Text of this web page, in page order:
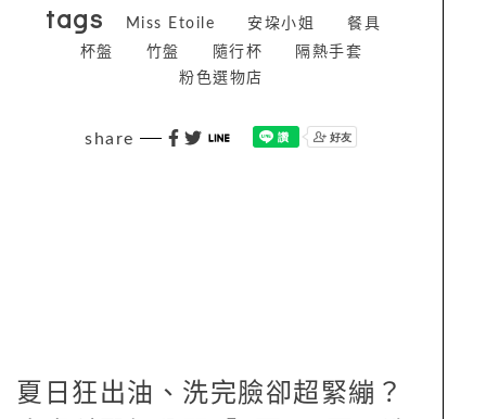
tags Miss Etoile 安垜小姐
餐具
杯盤
竹盤 隨行杯
隔熱手套
粉色選物店
share
夏日狂出油、洗完臉卻超緊繃？